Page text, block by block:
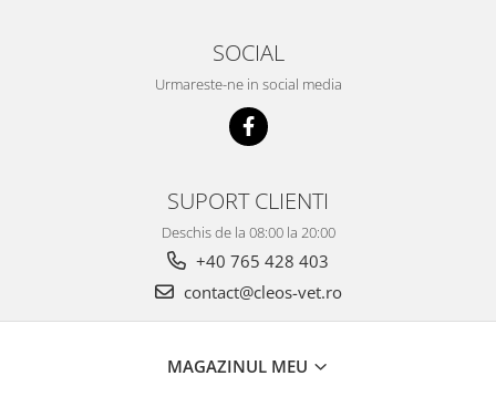
SOCIAL
Urmareste-ne in social media
SUPORT CLIENTI
Deschis de la 08:00 la 20:00
+40 765 428 403
contact@cleos-vet.ro
MAGAZINUL MEU